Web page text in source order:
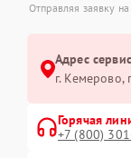
Отправляя заявку
Адрес
г. Кемерово,
Горячая
+7 (800)